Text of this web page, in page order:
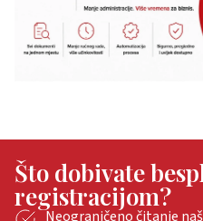
Što dobivate
registracijom?
Neograničeno čitanje